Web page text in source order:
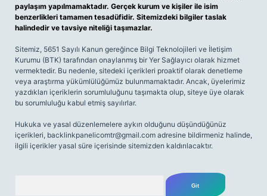
paylaşım yapılmamaktadır. Gerçek kurum ve kişiler ile isim
benzerlikleri tamamen tesadüfidir. Sitemizdeki bilgiler taslak
halindedir ve tavsiye niteliği taşımazlar.
Sitemiz, 5651 Sayılı Kanun gereğince Bilgi Teknolojileri ve İletişim
Kurumu (BTK) tarafından onaylanmış bir Yer Sağlayıcı olarak hizmet
vermektedir. Bu nedenle, sitedeki içerikleri proaktif olarak denetleme
veya araştırma yükümlülüğümüz bulunmamaktadır. Ancak, üyelerimiz
yazdıkları içeriklerin sorumluluğunu taşımakta olup, siteye üye olarak
bu sorumluluğu kabul etmiş sayılırlar.
Hukuka ve yasal düzenlemelere aykırı olduğunu düşündüğünüz
içerikleri, backlinkpanelicomtr@gmail.com adresine bildirmeniz halinde,
ilgili içerikler yasal süre içerisinde sitemizden kaldırılacaktır.